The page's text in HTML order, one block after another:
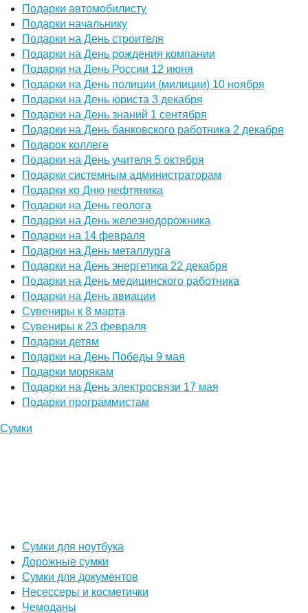
Подарки автомобилисту
Подарки начальнику
Подарки на День строителя
Подарки на День рождения компании
Подарки на День России 12 июня
Подарки на День полиции (милиции) 10 ноября
Подарки на День юриста 3 декабря
Подарки на День знаний 1 сентября
Подарки на День банковского работника 2 декабря
Подарок коллеге
Подарки на День учителя 5 октября
Подарки системным администраторам
Подарки ко Дню нефтяника
Подарки на День геолога
Подарки на День железнодорожника
Подарки на 14 февраля
Подарки на День металлурга
Подарки на День энергетика 22 декабря
Подарки на День медицинского работника
Подарки на День авиации
Сувениры к 8 марта
Сувениры к 23 февраля
Подарки детям
Подарки на День Победы 9 мая
Подарки морякам
Подарки на День электросвязи 17 мая
Подарки программистам
Сумки
Сумки для ноутбука
Дорожные сумки
Сумки для документов
Несессеры и косметички
Чемоданы